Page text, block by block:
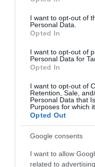
use your data for below
consent section.
I want to opt-out of
Personal Data.
Opted In
I want to opt-out of
Personal Data for
Opted In
I want to opt-out of
Retention, Sale,
Personal Data that
Purposes for which
Opted Out
Google consents
I want to allow
related to
ma.hu
Saját életét is
Második
Dunából - a
A
keretszerződését
Megérkezett az
Újabb két
ingatlanmaffia